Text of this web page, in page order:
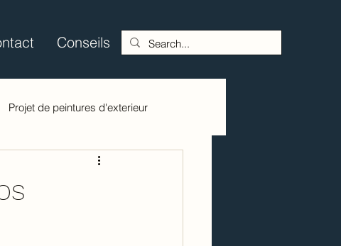
Conseils
Projet de peintures d'exterieur